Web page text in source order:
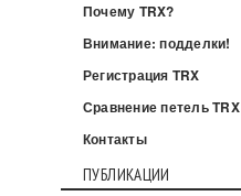
Почему TRX?
Внимание: подделки!
Регистрация TRX
Сравнение петель TRX
Контакты
ПУБЛИКАЦИИ